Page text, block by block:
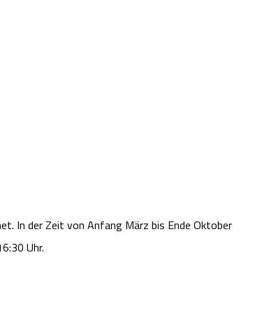
In der Zeit von Anfang März bis Ende Oktober
Uhr.